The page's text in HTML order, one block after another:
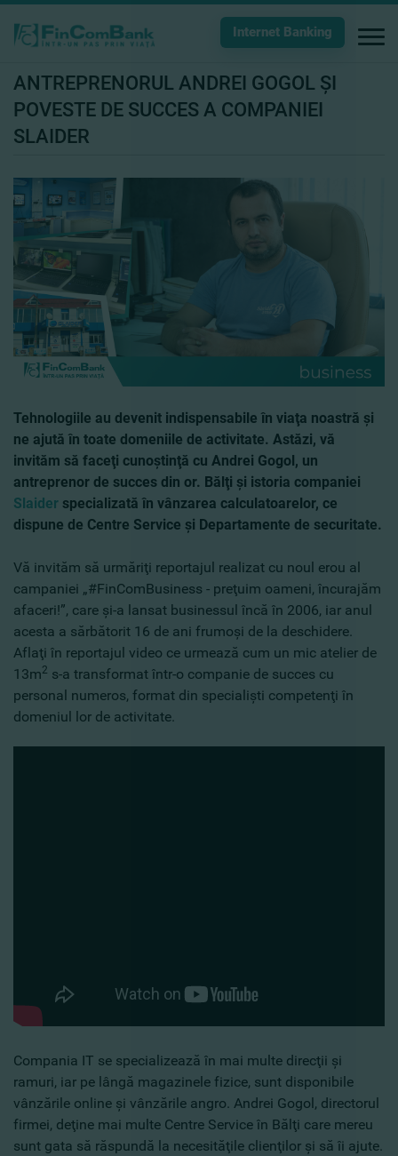
Internet Banking
ANTREPRENORUL ANDREI GOGOL ŞI
POVESTE DE SUCCES A COMPANIEI
SLAIDER
Tehnologiile au devenit indispensabile în viaţa noastră şi
ne ajută în toate domeniile de activitate. Astăzi, vă
invităm să faceţi cunoştinţă cu Andrei Gogol, un
antreprenor de succes din or. Bălţi şi istoria companiei
Slaider specializată în vânzarea calculatoarelor, ce
dispune de Centre Service şi Departamente de securitate.
Vă invităm să urmăriţi reportajul realizat cu noul erou al
campaniei „#FinComBusiness - preţuim oameni, încurajăm
afaceri!”, care şi-a lansat businessul încă în 2006, iar anul
acesta a sărbătorit 16 de ani frumoşi de la deschidere.
Aflaţi în reportajul video ce urmează cum un mic atelier de
13m2 s-a transformat într-o companie de succes cu
personal numeros, format din specialişti competenţi în
domeniul lor de activitate.
Compania IT se specializează în mai multe direcţii şi
ramuri, iar pe lângă magazinele fizice, sunt disponibile
vânzările online şi vânzările angro. Andrei Gogol, directorul
firmei, deţine mai multe Centre Service în Bălţi care mereu
sunt gata să răspundă la necesităţile clienţilor şi să îi ajute.